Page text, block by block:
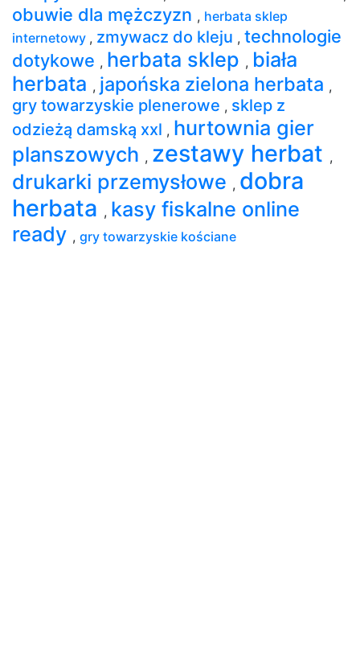
obuwie dla mężczyzn , herbata sklep
internetowy , zmywacz do kleju , technologie
dotykowe , herbata sklep , biała
herbata , japońska zielona herbata ,
gry towarzyskie plenerowe , sklep z
odzieżą damską xxl , hurtownia gier
planszowych , zestawy herbat ,
drukarki przemysłowe , dobra
herbata , kasy fiskalne online
ready , gry towarzyskie kościane